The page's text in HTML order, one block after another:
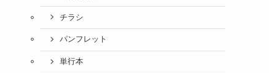
チラシ
パンフレット
単行本